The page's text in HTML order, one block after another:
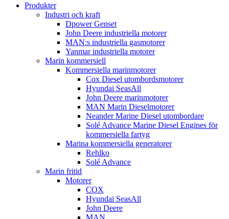
Produkter
Industri och kraft
Dpower Genset
John Deere industriella motorer
MAN:s industriella gasmotorer
Yanmar industriella motorer
Marin kommersiell
Kommersiella marinmotorer
Cox Diesel utombordsmotorer
Hyundai SeasAll
John Deere marinmotorer
MAN Marin Dieselmotorer
Neander Marine Diesel utombordare
Solé Advance Marine Diesel Engines för
kommersiella fartyg
Marina kommersiella generatorer
Rehlko
Solé Advance
Marin fritid
Motorer
COX
Hyundai SeasAll
John Deere
MAN